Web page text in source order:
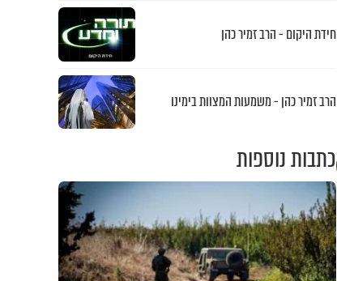
חידת היקום - הרב זמיר כהן
הרב זמיר כהן - משמעות המצוות בימינו
כתבות נוספות